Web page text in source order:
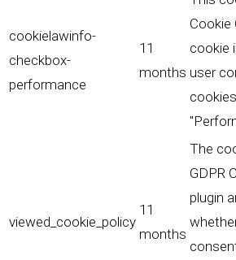
cookielawinfo-
checkbox-
performance
11
months
Cookie
cookie
user
viewed_cookie_policy
11
months
The
GDPR
plugin